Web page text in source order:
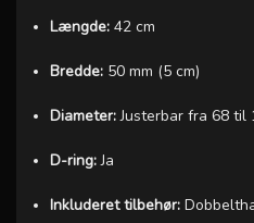
Længde: 42 cm
Bredde: 50 mm (5 cm)
Diameter:Justerbar fra 68 til
D-ring:Ja
Inkluderet tilbehør: